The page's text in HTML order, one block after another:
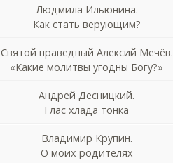
Людмила Ильюнина.
Как стать верующим?
Святой праведный Алексий Мечёв.
«Какие молитвы угодны Богу?»
Андрей Десницкий.
Глас хлада тонка
Владимир Крупин.
О моих родителях